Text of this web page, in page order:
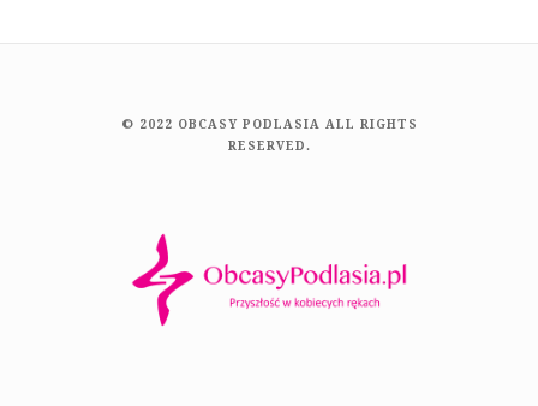
© 2022 OBCASY PODLASIA ALL RIGHTS
RESERVED.